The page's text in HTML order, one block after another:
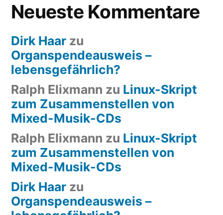
Neueste Kommentare
Dirk Haar zu
Organspendeausweis –
lebensgefährlich?
Ralph Elixmann zu Linux-Skript
zum Zusammenstellen von
Mixed-Musik-CDs
Ralph Elixmann zu Linux-Skript
zum Zusammenstellen von
Mixed-Musik-CDs
Dirk Haar zu
Organspendeausweis –